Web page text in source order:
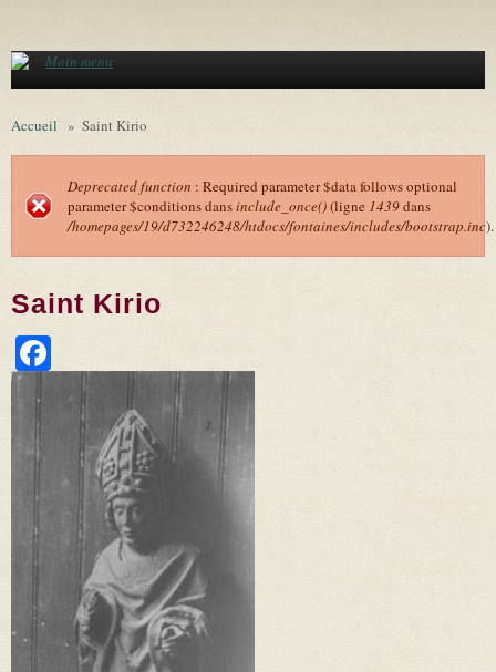
Main menu
Accueil » Saint Kirio
Message d'erreur
Deprecated function : Required parameter $data follows optional
parameter $conditions dansinclude_once()(ligne 1439dans
/homepages/19/d732246248/htdocs/fontaines/includes/bootstrap.inc).
Saint Kirio